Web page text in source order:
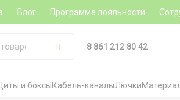
Блог Программа лояльности
8 861 212 80 42
Щиты и боксыКабель-каналыЛючки